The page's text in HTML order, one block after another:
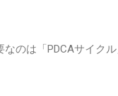
のは「PDCAサイクル